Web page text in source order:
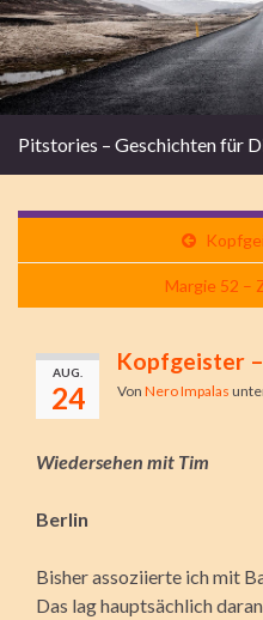
Pitstories – Geschichten für
Margie 52 –
AUG.
24
Kopfgeister
Von Nero Impalas
Wiedersehen mit Tim
Berlin
Bisher assoziierte ich mit
Das lag hauptsächlich